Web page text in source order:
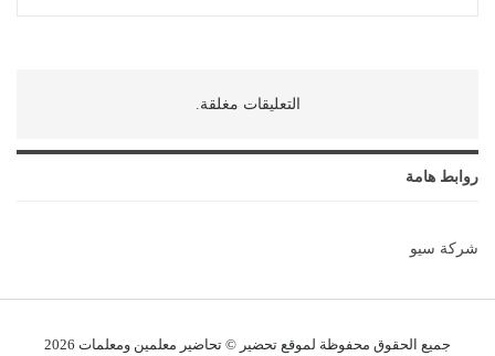
التعليقات مغلقة.
روابط هامة
شركة سيو
جميع الحقوق محفوظة لموقع تحضير © تحاضير معلمين ومعلمات